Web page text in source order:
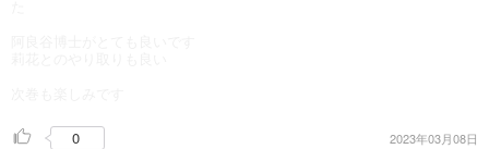
0 2023年03月08日